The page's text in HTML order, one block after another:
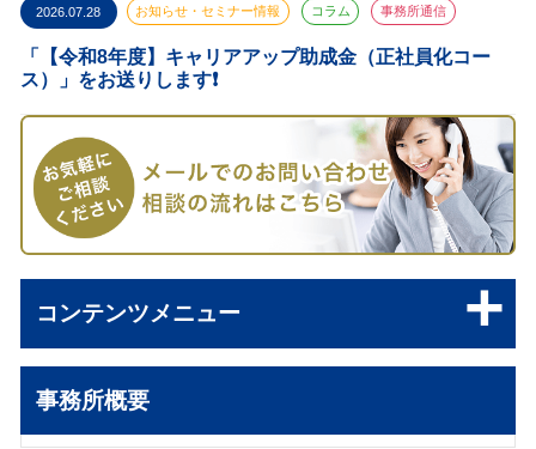
2026.07.28 お知らせ・セミナー情報 コラム 事務所通信
「【令和8年度】キャリアアップ助成金（正社員化コー
ス）」をお送りします❗️
コンテンツメニュー
事務所概要